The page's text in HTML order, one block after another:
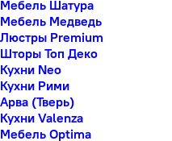
Мебель Шатура
Мебель Медведь
Люстры Premium
Шторы Топ Деко
Кухни Neo
Кухни Рими
Арва (Тверь)
Кухни Valenza
Мебель Optima